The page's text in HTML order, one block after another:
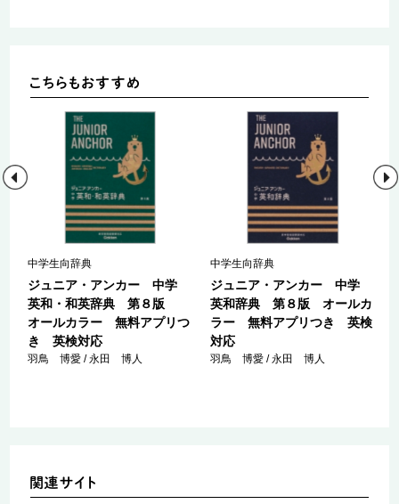
中学生向辞典
ジュニア・アンカー 中学
英和・和英辞典 第８版
オールカラー 無料アプリつ
き 英検対応
羽鳥 博愛 / 永田 博人
中学生向辞典
ジュニア・アンカー 中学
英和辞典 第８版 オールカ
ラー 無料アプリつき 英検
対応
羽鳥 博愛 / 永田 博人